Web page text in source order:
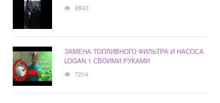
9843
ЗАМЕНА ТОПЛИВНОГО ФИЛЬТРА И НАСОСА
LOGAN 1 СВОИМИ РУКАМИ
7204